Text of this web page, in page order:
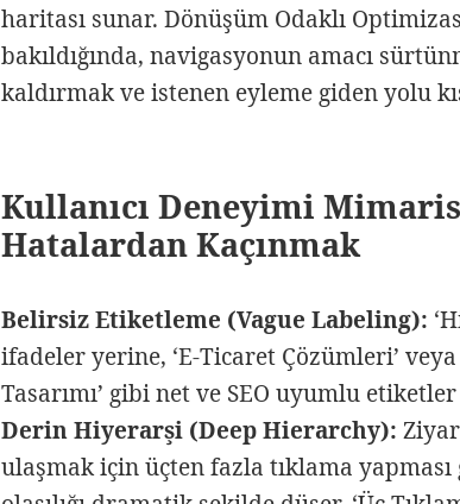
haritası sunar. Dönüşüm Odaklı
bakıldığında, navigasyonun amacı
kaldırmak ve istenen eyleme giden yolu
Kullanıcı Deneyimi
Hatalardan Kaçınmak
Belirsiz Etiketleme (Vague Labeling):
ifadeler yerine, ‘E-Ticaret Çözümleri’
Tasarımı’ gibi net ve SEO uyumlu
Derin Hiyerarşi (Deep Hierarchy):
ulaşmak için üçten fazla tıklama